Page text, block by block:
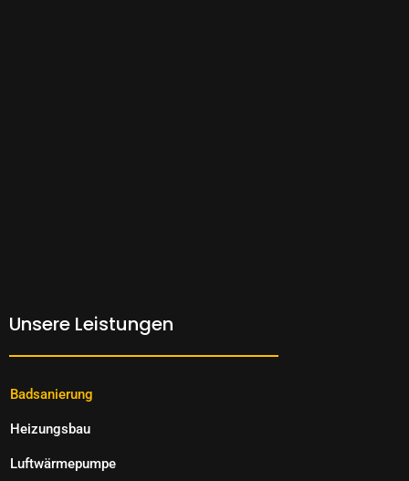
Unsere Leistungen
Badsanierung
Heizungsbau
Luftwärmepumpe